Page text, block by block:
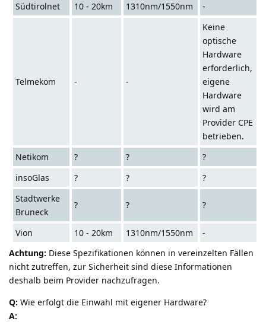
Südtirolnet 10 - 20km 1310nm/1550nm -
Telmekom - -
Keine
optische
Hardware
erforderlich,
eigene
Hardware
wird am
Provider CPE
betrieben.
Netikom
? ?
?
insoGlas
? ?
?
Stadtwerke
Bruneck
? ? ?
Vion 10 - 20km 1310nm/1550nm
-
Achtung: Diese Spezifikationen können in vereinzelten Fällen
nicht zutreffen, zur Sicherheit sind diese Informationen
deshalb beim Provider nachzufragen.
Q: Wie erfolgt die Einwahl mit eigener Hardware?
A: